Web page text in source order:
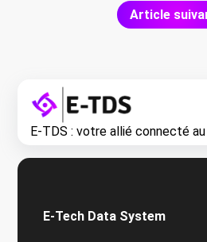
Article
E-TDS : votre allié connecté
E-Tech Data System